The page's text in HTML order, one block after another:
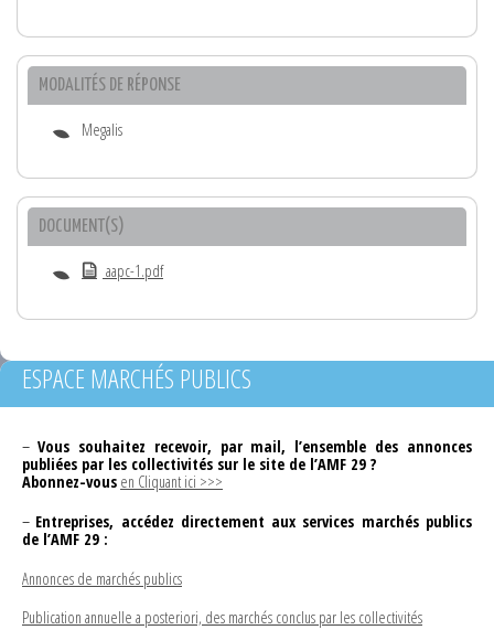
MODALITÉS DE RÉPONSE
Megalis
DOCUMENT(S)
aapc-1.pdf
ESPACE MARCHÉS PUBLICS
– Vous souhaitez recevoir, par mail, l’ensemble des annonces
publiées par les collectivités sur le site de l’AMF 29 ?
Abonnez-vous en Cliquant ici >>>
– Entreprises, accédez directement aux services marchés publics
de l’AMF 29 :
Annonces de marchés publics
Publication annuelle a posteriori, des marchés conclus par les collectivités